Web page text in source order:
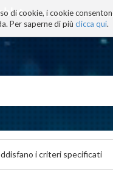
di cookie, i cookie
Per saperne di più clicca qui.
BLOG
i criteri specificati